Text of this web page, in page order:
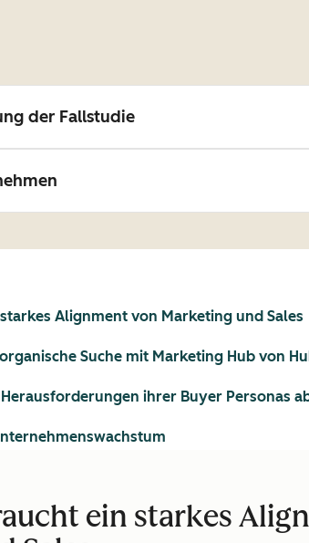
der Fallstudie
ein starkes
Alignment von Marketing und Sales
Suche mit Marketing Hub von
ihrer Buyer Personas